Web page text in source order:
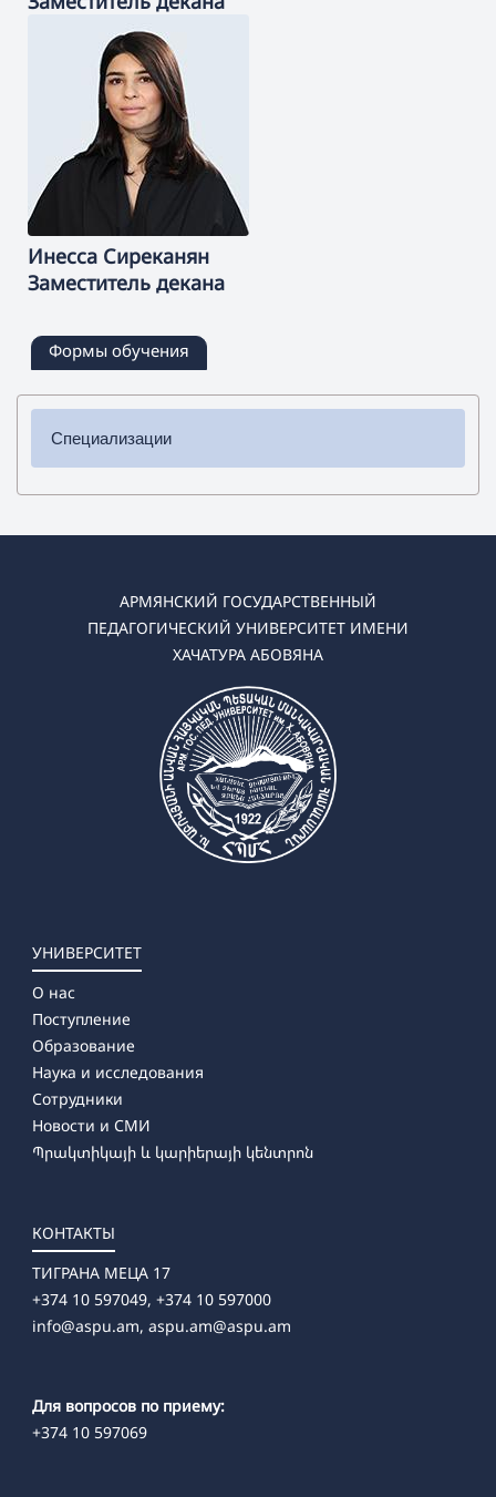
Инесса Сиреканян
Заместитель декана
Формы обучения
Специализации
✔ Бакалавриат
➜ Биология-Химия
➜ География-Естествознание
➜ Науки об окружающей среде
➜ Науки об окружающей среде
➜ Ландшафтное планирование
АРМЯНСКИЙ ГОСУДАРСТВЕННЫЙ
ПЕДАГОГИЧЕСКИЙ УНИВЕРСИТЕТ ИМЕНИ
ХАЧАТУРА АБОВЯНА
УНИВЕРСИТЕТ
О нас
Поступление
Образование
Наука и исследования
Сотрудники
Новости и СМИ
Պրակտիկայի և կարիերայի կենտրոն
КОНТАКТЫ
ТИГРАНА МЕЦА 17
+374 10 597049, +374 10 597000
info@aspu.am, aspu.am@aspu.am
Для вопросов по приему:
+374 10 597069